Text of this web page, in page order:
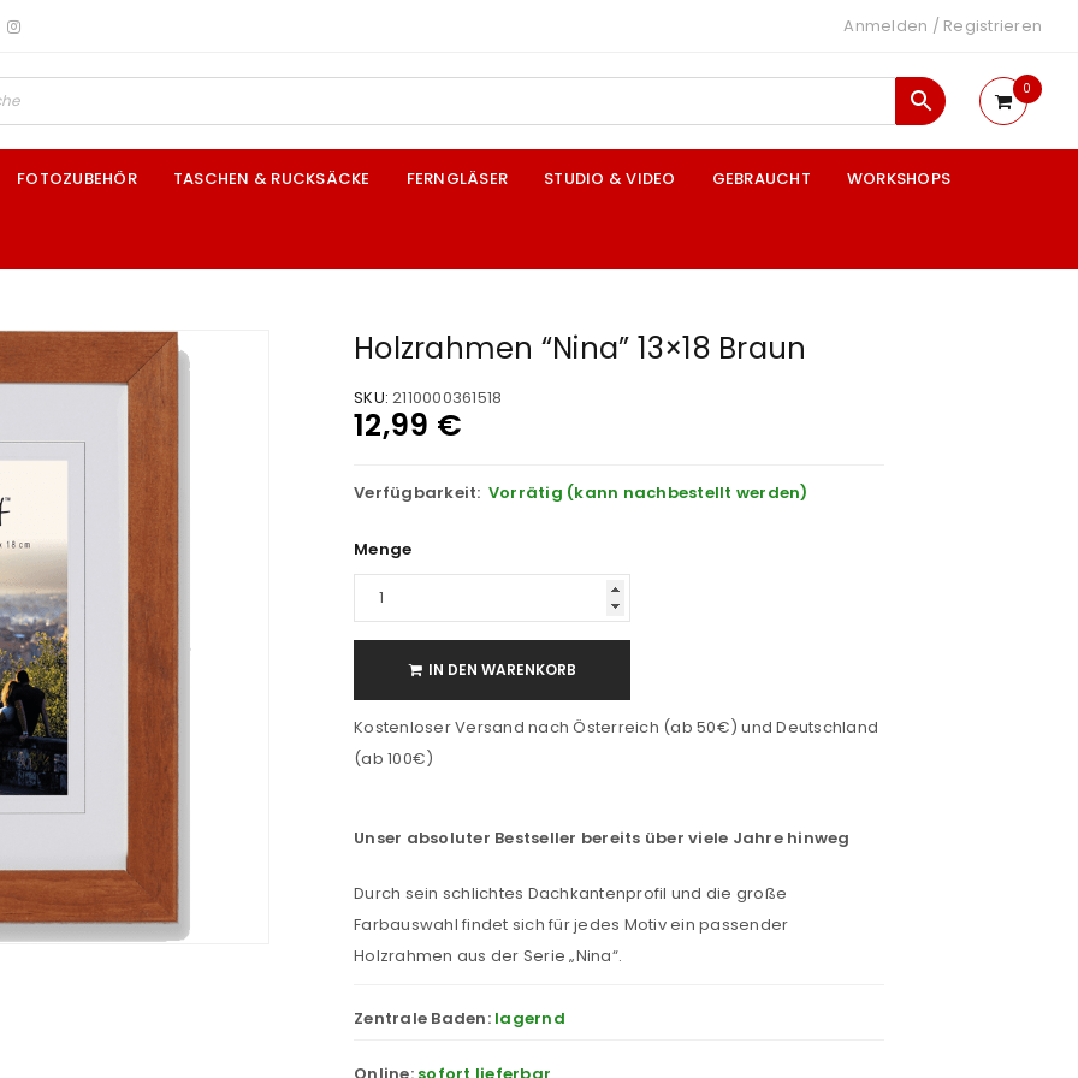
Anmelden / Registrieren
0
FOTOZUBEHÖR TASCHEN & RUCKSÄCKE FERNGLÄSER STUDIO & VIDEO GEBRAUCHT WORKSHOPS
Holzrahmen “Nina” 13×18 Braun
SKU: 2110000361518
12,99 €
Verfügbarkeit: Vorrätig (kann nachbestellt werden)
Menge
IN DEN WARENKORB
Kostenloser Versand nach Österreich (ab 50€) und Deutschland
(ab 100€)
Unser absoluter Bestseller bereits über viele Jahre hinweg
Durch sein schlichtes Dachkantenprofil und die große
Farbauswahl findet sich für jedes Motiv ein passender
Holzrahmen aus der Serie „Nina“.
Zentrale Baden: lagernd